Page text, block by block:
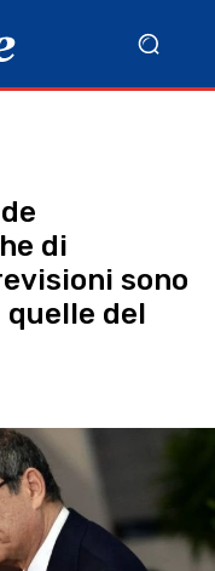
di
sono
del